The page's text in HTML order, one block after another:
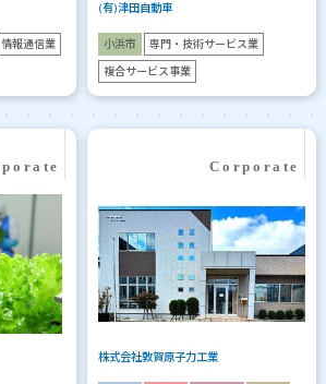
情報通信業
(有)津田自動車
小浜市 専門・技術サービス業
複合サービス事業
株式会社敦賀原子力工業